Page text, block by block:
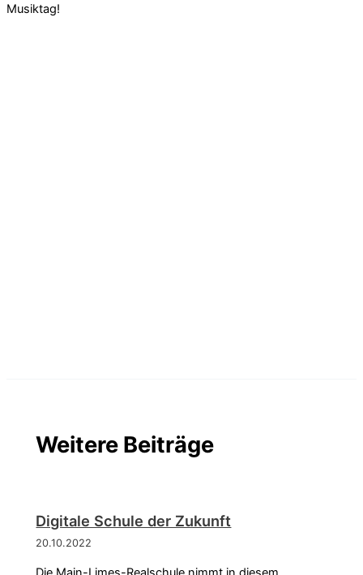
Musiktag!
Weitere Beiträge
Digitale Schule der Zukunft
20.10.2022